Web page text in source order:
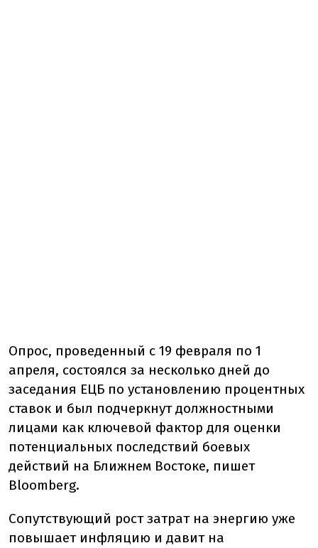
Опрос, проведенный с 19 февраля по 1
апреля, состоялся за несколько дней до
заседания ЕЦБ по установлению процентных
ставок и был подчеркнут должностными
лицами как ключевой фактор для оценки
потенциальных последствий боевых
действий на Ближнем Востоке, пишет
Bloomberg.
Сопутствующий рост затрат на энергию уже
повышает инфляцию и давит на